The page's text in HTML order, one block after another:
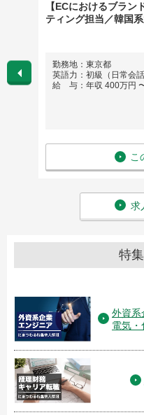
【ECにおけるブラ
ティング担当／韓国
勤務地：東京都
英語力：初級（日常会話
給 与：年収 400万円
こ
求
特
外資系
電気・